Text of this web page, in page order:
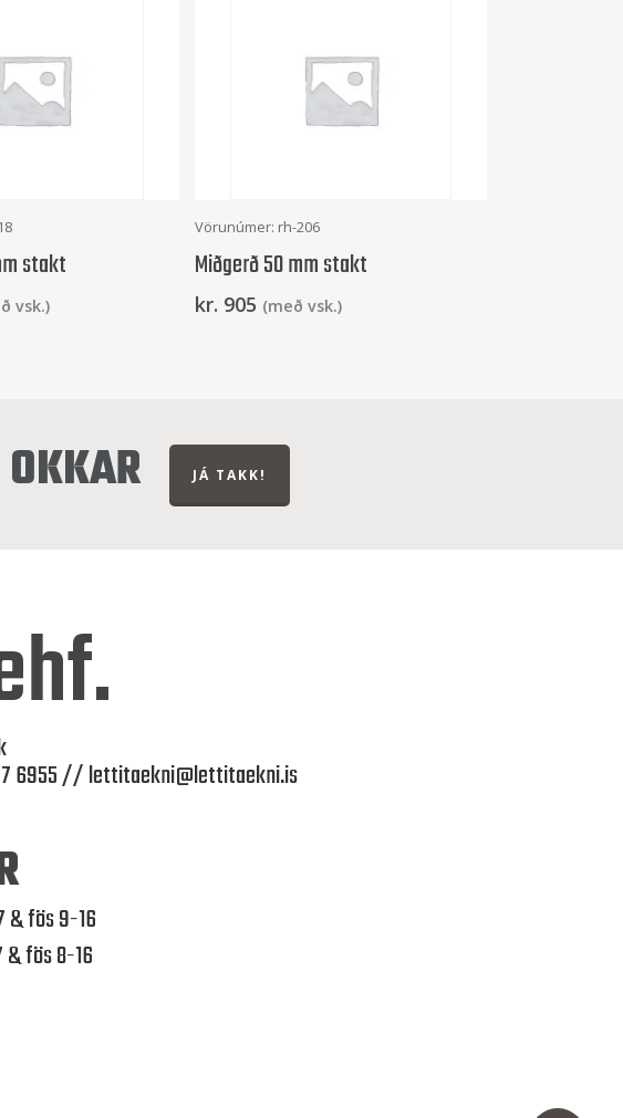
Setja Í Körfu
stakt
vsk.)
Setja Í Körfu
Vörunúmer: rh-206
Miðgerð 50 mm stakt
kr. 905 (með vsk.)
JÁ TAKK!
6955 //lettitaekni@lettitaekni.is
& fös 9-16
& fös 8-16